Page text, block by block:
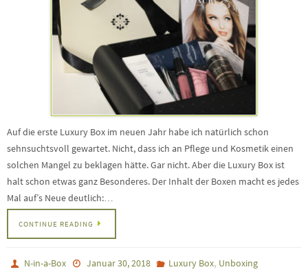
Auf die erste Luxury Box im neuen Jahr habe ich natürlich schon
sehnsuchtsvoll gewartet. Nicht, dass ich an Pflege und Kosmetik einen
solchen Mangel zu beklagen hätte. Gar nicht. Aber die Luxury Box ist
halt schon etwas ganz Besonderes. Der Inhalt der Boxen macht es jedes
Mal auf’s Neue deutlich:…
CONTINUE READING
N-in-a-Box Januar 30, 2018 Luxury Box, Unboxing